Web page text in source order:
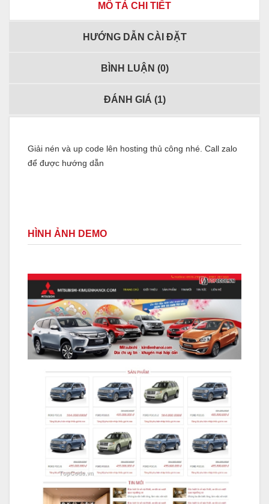
MÔ TẢ CHI TIẾT
HƯỚNG DẪN CÀI ĐẶT
BÌNH LUẬN (0)
ĐÁNH GIÁ (1)
Giải nén và up code lên hosting thủ công nhé. Call zalo
để được hướng dẫn
HÌNH ẢNH DEMO